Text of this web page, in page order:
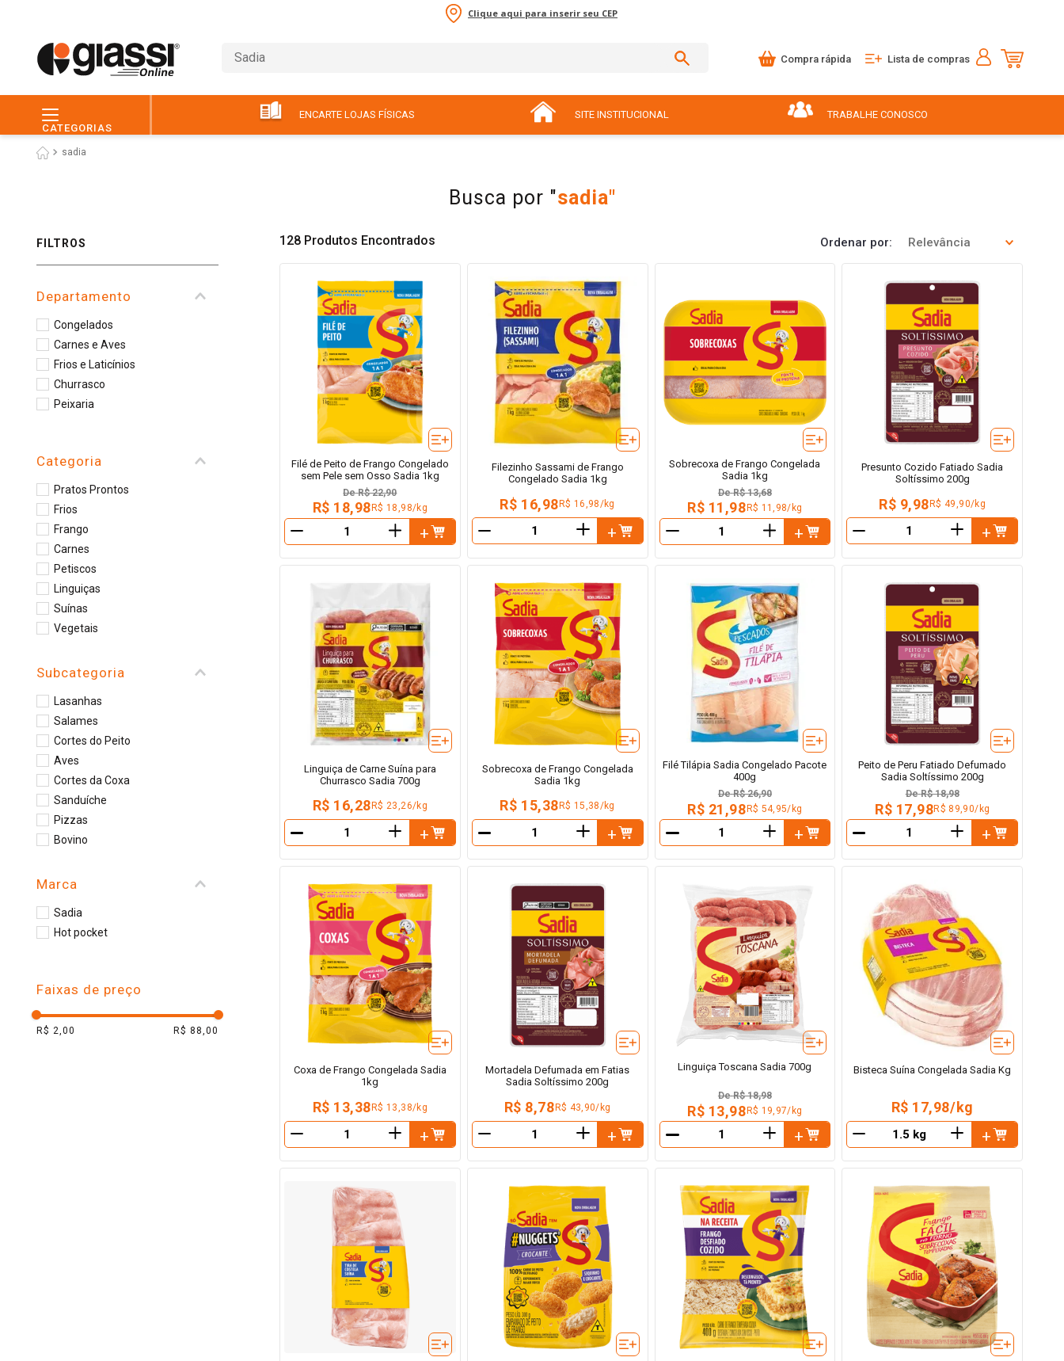
Clique aqui para inserir seu CEP
Busca vários itens (ex.: sal, ovo)
Compra rápida Lista de compras
CATEGORIAS
ENCARTE LOJAS FÍSICAS SITE INSTITUCIONAL TRABALHE CONOSCO
sadia
sadia
FILTROS
Departamento
Congelados
Carnes e Aves
Frios e Laticínios
Churrasco
Peixaria
Categoria
Pratos Prontos
Frios
Frango
Carnes
Petiscos
Linguiças
Suínas
Vegetais
Salsichas
Sobremesas
Pescados
Subcategoria
Lasanhas
Salames
Cortes do Peito
Aves
Cortes da Coxa
Sanduíche
Pizzas
Bovino
Mortadelas
Calabresa
Cortes da Asa
Batatas
Escondidinho
Hot Dog
Marca
Sadia
Hot pocket
Faixas de preço
R$ 2,00 R$ 88,00
128 Produtos Ordenar por Relevância
Filé de Peito de Frango Congelado
sem Pele sem Osso Sadia 1kg
De R$ 22,90
R$ 18,98R$ 18,98/kg
＋
Filezinho Sassami de Frango
Congelado Sadia 1kg
R$ 16,98 R$ 16,98/kg
＋
Sobrecoxa de Frango Congelada
Sadia 1kg
De R$ 13,68
R$ 11,98R$ 11,98/kg
＋
Presunto Cozido Fatiado Sadia
Soltíssimo 200g
R$ 9,98R$ 49,90/kg
＋
Linguiça de Carne Suína para
Churrasco Sadia 700g
R$ 16,28R$ 23,26/kg
＋
－
Sobrecoxa de Frango Congelada
Sadia 1kg
R$ 15,38 R$ 15,38/kg
＋
－
Filé Tilápia Sadia Congelado Pacote
400g
De R$ 26,90
R$ 21,98 R$ 54,95/kg
＋
－
Peito de Peru Fatiado Defumado
Sadia Soltíssimo 200g
De R$ 18,98
R$ 17,98R$ 89,90/kg
＋
－
Coxa de Frango Congelada Sadia
1kg
R$ 13,38R$ 13,38/kg
＋
Mortadela Defumada em Fatias
Sadia Soltíssimo 200g
R$ 8,78R$ 43,90/kg
＋
Linguiça Toscana Sadia 700g
De R$ 18,98
R$ 13,98 R$ 19,97/kg
＋
－
Bisteca Suína Congelada Sadia Kg
R$ 17,98/kg
＋